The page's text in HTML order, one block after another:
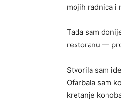
mojih radnica i
Tada sam
restoranu —
Stvorila sam
Ofarbala sam
kretanje